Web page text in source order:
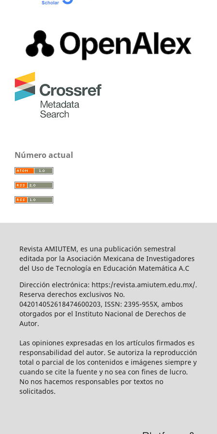
Número actual
Revista AMIUTEM, es una publicación semestral
editada por la Asociación Mexicana de Investigadores
del Uso de Tecnología en Educación Matemática A.C
Dirección electrónica: https:/revista.amiutem.edu.mx/.
Reserva derechos exclusivos No.
042014052618474600203, ISSN: 2395-955X, ambos
otorgados por el Instituto Nacional de Derechos de
Autor.
Las opiniones expresadas en los artículos firmados es
responsabilidad del autor. Se autoriza la reproducción
total o parcial de los contenidos e imágenes siempre y
cuando se cite la fuente y no sea con fines de lucro.
No nos hacemos responsables por textos no
solicitados.